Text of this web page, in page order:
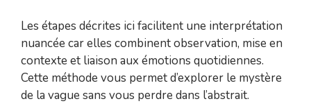
Les étapes décrites ici facilitent une interprétation
nuancée car elles combinent observation, mise en
contexte et liaison aux émotions quotidiennes.
Cette méthode vous permet d’explorer le mystère
de la vague sans vous perdre dans l’abstrait.